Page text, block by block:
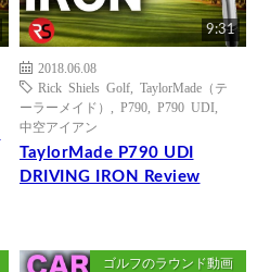
9:31
2018.06.08
Rick Shiels Golf
TaylorMade（テ
ーラーメイド）
P790 P790 UDI
中空アイアン
TaylorMade P790 UDI
DRIVING IRON Review
ゴルフのラウンド動画